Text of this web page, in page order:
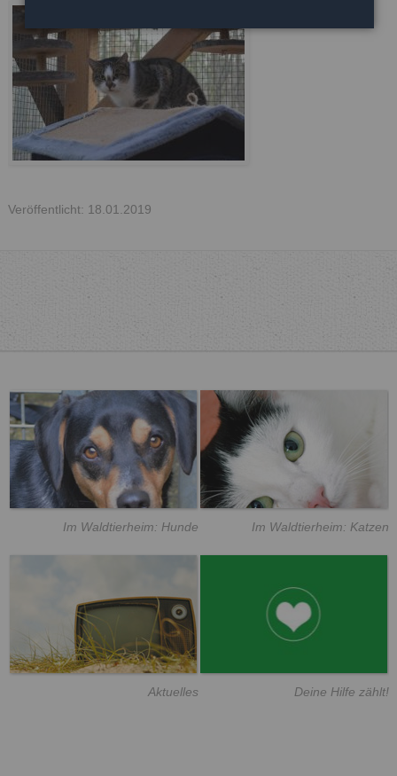
Veröffentlicht: 18.01.2019
Im Waldtierheim: Hunde Im Waldtierheim: Katzen
Aktuelles Deine Hilfe zählt!